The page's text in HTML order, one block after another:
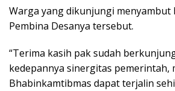
Warga yang dikunjungi menyambut
Pembina Desanya tersebut.
“Terima kasih pak sudah
kedepannya sinergitas pemerintah,
Bhabinkamtibmas dapat terjalin